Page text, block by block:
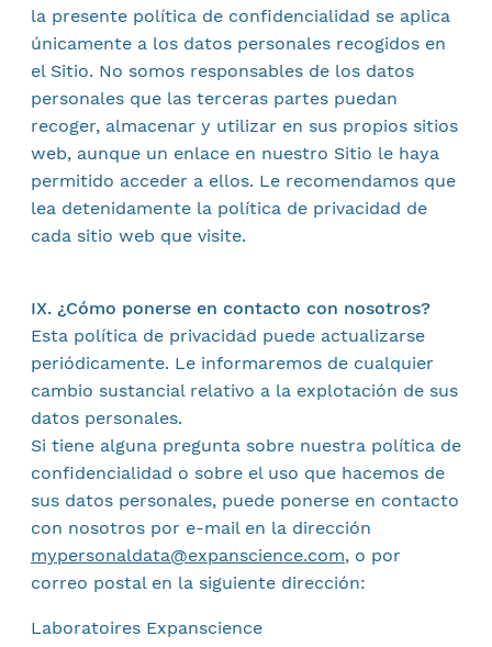
la presente política de confidencialidad se aplica
únicamente a los datos personales recogidos en
el Sitio. No somos responsables de los datos
personales que las terceras partes puedan
recoger, almacenar y utilizar en sus propios sitios
web, aunque un enlace en nuestro Sitio le haya
permitido acceder a ellos. Le recomendamos que
lea detenidamente la política de privacidad de
cada sitio web que visite.
IX. ¿Cómo ponerse en contacto con nosotros?
Esta política de privacidad puede actualizarse
periódicamente. Le informaremos de cualquier
cambio sustancial relativo a la explotación de sus
datos personales.
Si tiene alguna pregunta sobre nuestra política de
confidencialidad o sobre el uso que hacemos de
sus datos personales, puede ponerse en contacto
con nosotros por e-mail en la dirección
mypersonaldata@expanscience.com, o por
correo postal en la siguiente dirección:
Laboratoires Expanscience